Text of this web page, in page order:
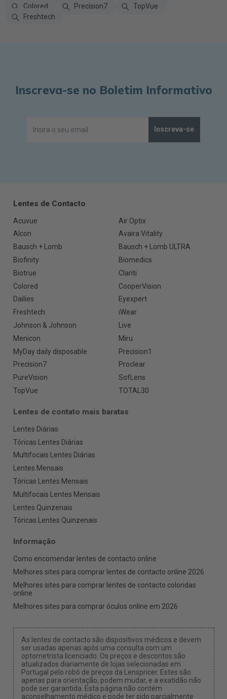
Colored
Precision7
TopVue
Freshtech
Inscreva-se no Boletim Informativo
Inscreva-se
Lentes de Contacto
Acuvue
Air Optix
Alcon
Avaira Vitality
Bausch + Lomb
Bausch + Lomb ULTRA
Biofinity
Biomedics
Biotrue
Clariti
Colored
CooperVision
Dailies
Eyexpert
Freshtech
iWear
Johnson & Johnson
Live
Menicon
Miru
MyDay daily disposable
Precision1
Precision7
Proclear
PureVision
SofLens
TopVue
TOTAL30
Lentes de contato mais baratas
Lentes Diárias
Tóricas Lentes Diárias
Multifocais Lentes Diárias
Lentes Mensais
Tóricas Lentes Mensais
Multifocais Lentes Mensais
Lentes Quinzenais
Tóricas Lentes Quinzenais
Informação
Como encomendar lentes de contacto online
Melhores sites para comprar lentes de contacto online 2026
Melhores sites para comprar lentes de contacto coloridas
online
Melhores sites para comprar óculos online em 2026
As lentes de contacto são dispositivos médicos e devem
ser usadas apenas após uma consulta com um
optometrista licenciado. Os preços e descontos são
atualizados diariamente de lojas selecionadas em
Portugal pelo robô de preços da Lenspricer. Estes são
apenas para orientação, podem mudar, e a exatidão não
pode ser garantida. Esta página não contém
aconselhamento médico e pode ter sido parcialmente